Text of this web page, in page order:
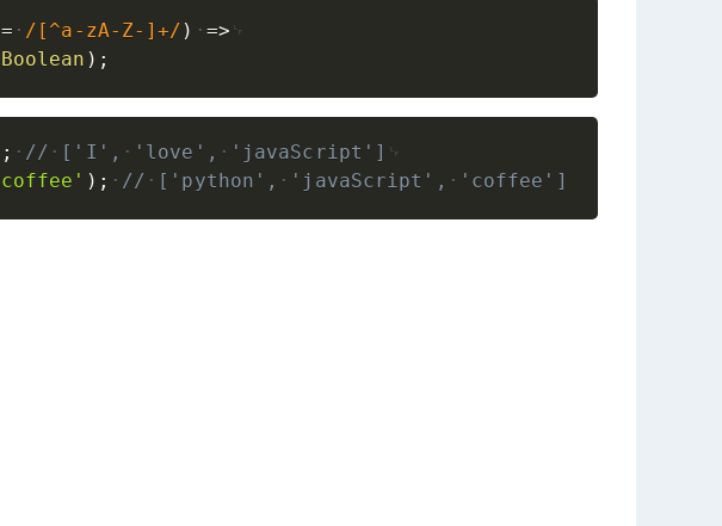
= / [^a-zA-Z-]+/ )
=>
Boolean ) ;
; // ['I', 'love',
'javaScript']
coffee' ) ; // ['python', 'javaScript', 'coffee']